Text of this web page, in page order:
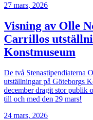
27 mars, 2026
Visning av Olle
Carrillos
Konstmuseum
De två Stenastipendiaterna
utställningar på Göteborgs
december dragit stor publik
till och med den 29 mars!
24 mars, 2026